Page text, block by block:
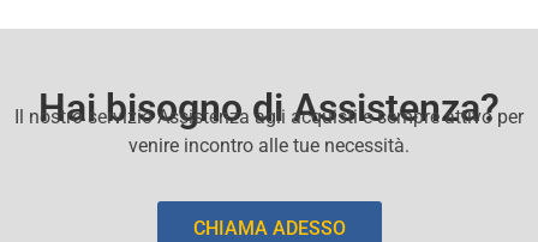
Hai bisogno di Assistenza?
Il nostro servizio Assistenza agli acquisti e sempre attivo per
venire incontro alle tue necessità.
CHIAMA ADESSO